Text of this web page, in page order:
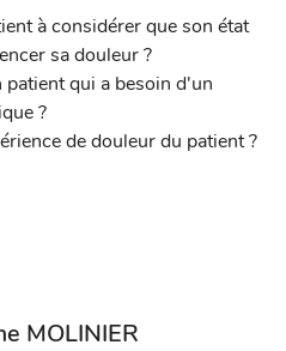
à considérer que son état
sa douleur ?
qui a besoin d'un
?
de douleur du patient ?
MOLINIER